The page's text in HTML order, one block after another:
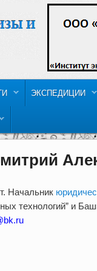
ЭКСПЕДИЦИИ
Начальник
технологий” и